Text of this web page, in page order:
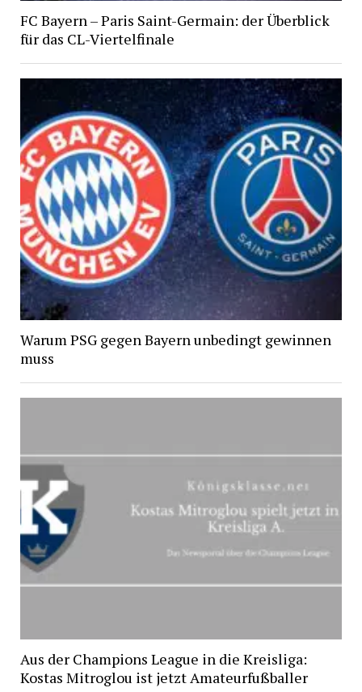
FC Bayern – Paris Saint-Germain: der Überblick
für das CL-Viertelfinale
Warum PSG gegen Bayern unbedingt gewinnen
muss
Aus der Champions League in die Kreisliga:
Kostas Mitroglou ist jetzt Amateurfußballer